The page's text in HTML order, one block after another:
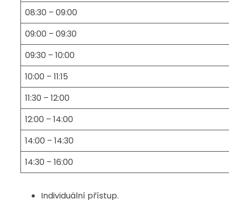
08:30 – 09:00
09:00 – 09:30
09:30 – 10:00
10:00 – 11:15
11:30 – 12:00
12:00 – 14:00
14:00 – 14:30
14:30 – 16:00
Individuální přístup.